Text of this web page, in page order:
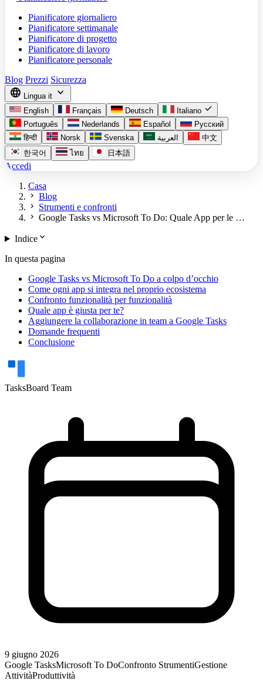
Pianificatore giornaliero
Pianificatore settimanale
Pianificatore di progetto
Pianificatore di lavoro
Pianificatore personale
Blog Prezzi Sicurezza
language Lingua it expand_more
English Français Deutsch Italiano check
Português Nederlands Español
Русский
हिन्दी
Norsk Svenska العربية
中文
한국어
ไทย 日本語
Accedi
Casa
chevron_right Blog
chevron_right Strumenti e confronti
chevron_right Google Tasks vs Microsoft To Do: Quale App per le …
Indiceexpand_more
In questa pagina
Google Tasks vs Microsoft To Do a colpo d’occhio
Come ogni app si integra nel proprio ecosistema
Confronto funzionalità per funzionalità
Quale app è giusta per te?
Aggiungere la collaborazione in team a Google Tasks
Domande frequenti
Conclusione
TasksBoard Team
9 giugno 2026
Google TasksMicrosoft To DoConfronto StrumentiGestione
AttivitàProduttività